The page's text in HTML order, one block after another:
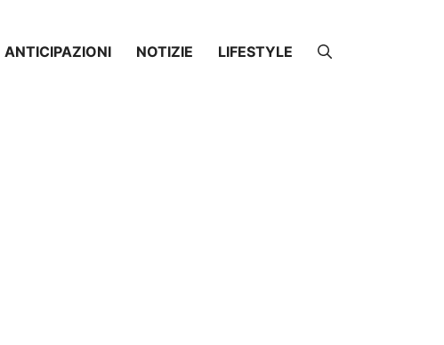
ANTICIPAZIONI NOTIZIE LIFESTYLE